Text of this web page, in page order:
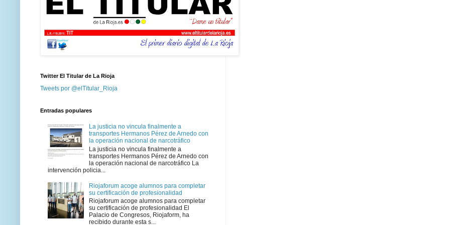
Twitter El Titular de La Rioja
Tweets por @elTitular_Rioja
Entradas populares
La justicia no vincula finalmente a
transportes Hermanos Pérez de Arnedo con
la operación nacional de narcotráfico
La justicia no vincula finalmente a
transportes Hermanos Pérez de Arnedo con
la operación nacional de narcotráfico La
intervención policia...
Riojaforum acoge alumnos para completar
su certificación de profesionalidad
Riojaforum acoge alumnos para completar
su certificación de profesionalidad El
Palacio de Congresos, Riojaform, ha
recibido durante esta s...